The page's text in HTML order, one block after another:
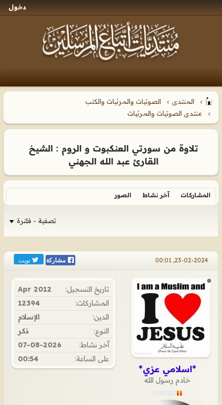
دخول
المنتدى
الصوتيات والمرئيات والكتب
منتدى الصوتيات والمرئيات
تلاوة من سورتي العنكبوت و الروم : الشيخ
القارئ عبد الله الجهني
المشاركات آخر نشاط الصور
تصفية - فلترة
23-02-2024, 00:01 مشاركة تويت
*اسلامي عزي*
خادم رسول الله
تاريخ التسجيل:
Apr 2012
المشاركات:
12394
الدين:
الإسلام
النوع:
ذكر
آخر نشاط:
07-08-2026
على الساعة:
00:54